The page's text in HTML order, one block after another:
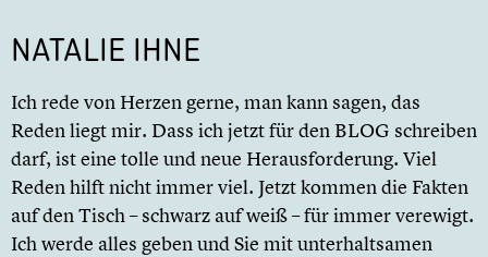
NATALIE IHNE
Ich rede von Herzen gerne, man kann sagen, das
Reden liegt mir. Dass ich jetzt für den BLOG schreiben
darf, ist eine tolle und neue Herausforderung. Viel
Reden hilft nicht immer viel. Jetzt kommen die Fakten
auf den Tisch – schwarz auf weiß – für immer verewigt.
Ich werde alles geben und Sie mit unterhaltsamen